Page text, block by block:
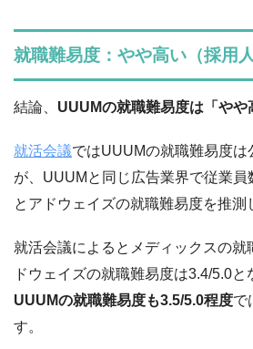
就職難易度：やや高い（採用
結論、 UUUMの就職難易度は「やや
就活会議ではUUUMの就職難易度は
が、UUUMと同じ広告業界で従業員
とアドウェイズの就職難易度を推測
就活会議によるとメディックスの就
ドウェイズの就職難易度は3.4/5.0と
UUUMの就職難易度も3.5/5.0程度で
す。